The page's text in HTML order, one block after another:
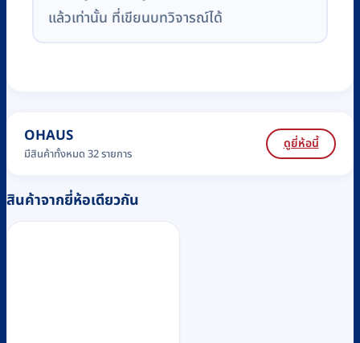
แล้วเท่านั้น ที่เขียนบทวิจารณ์ได้
OHAUS
มีสินค้าทั้งหมด 32 รายการ
ดูยี่ห้อนี้
สินค้าจากยี่ห้อเดียวกัน